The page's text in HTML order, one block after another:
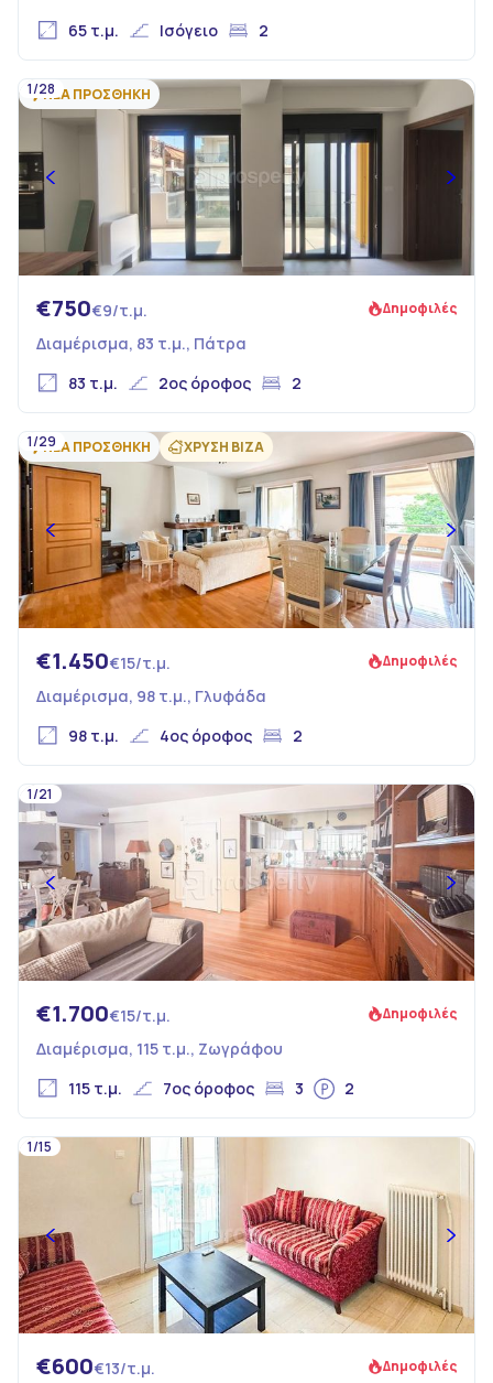
65 τ.μ.
Ισόγειο 2
ΝΕΑ ΠΡΟΣΘΗΚΗ
1/28
€750€9/τ.μ. Δημοφιλές
Διαμέρισμα, 83 τ.μ., Πάτρα
83 τ.μ.
2ος όροφος 2
ΝΕΑ ΠΡΟΣΘΗΚΗ ΧΡΥΣΗ ΒΙΖΑ
1/29
€1.450€15/τ.μ. Δημοφιλές
Διαμέρισμα, 98 τ.μ., Γλυφάδα
98 τ.μ.
4ος όροφος 2
1/21
€1.700€15/τ.μ. Δημοφιλές
Διαμέρισμα, 115 τ.μ., Ζωγράφου
115 τ.μ.
7ος όροφος 3 2
1/15
€600€13/τ.μ. Δημοφιλές